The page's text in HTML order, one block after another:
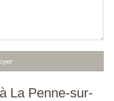
La Penne-sur-